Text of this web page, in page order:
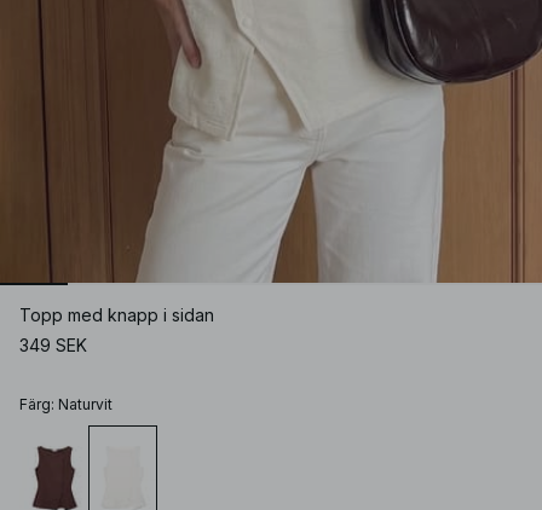
Topp med knapp i sidan
349 SEK
Färg: Naturvit